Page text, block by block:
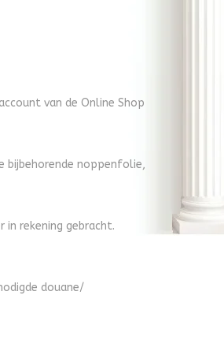
van de Online Shop
bijbehorende noppenfolie,
rekening gebracht.
douane/